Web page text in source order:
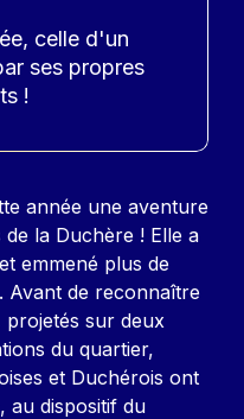
celle d'un
ses propres
!
année une aventure
la Duchère ! Elle a
emmené plus de
Avant de reconnaître
sur deux
du quartier,
et Duchérois ont
au dispositif du